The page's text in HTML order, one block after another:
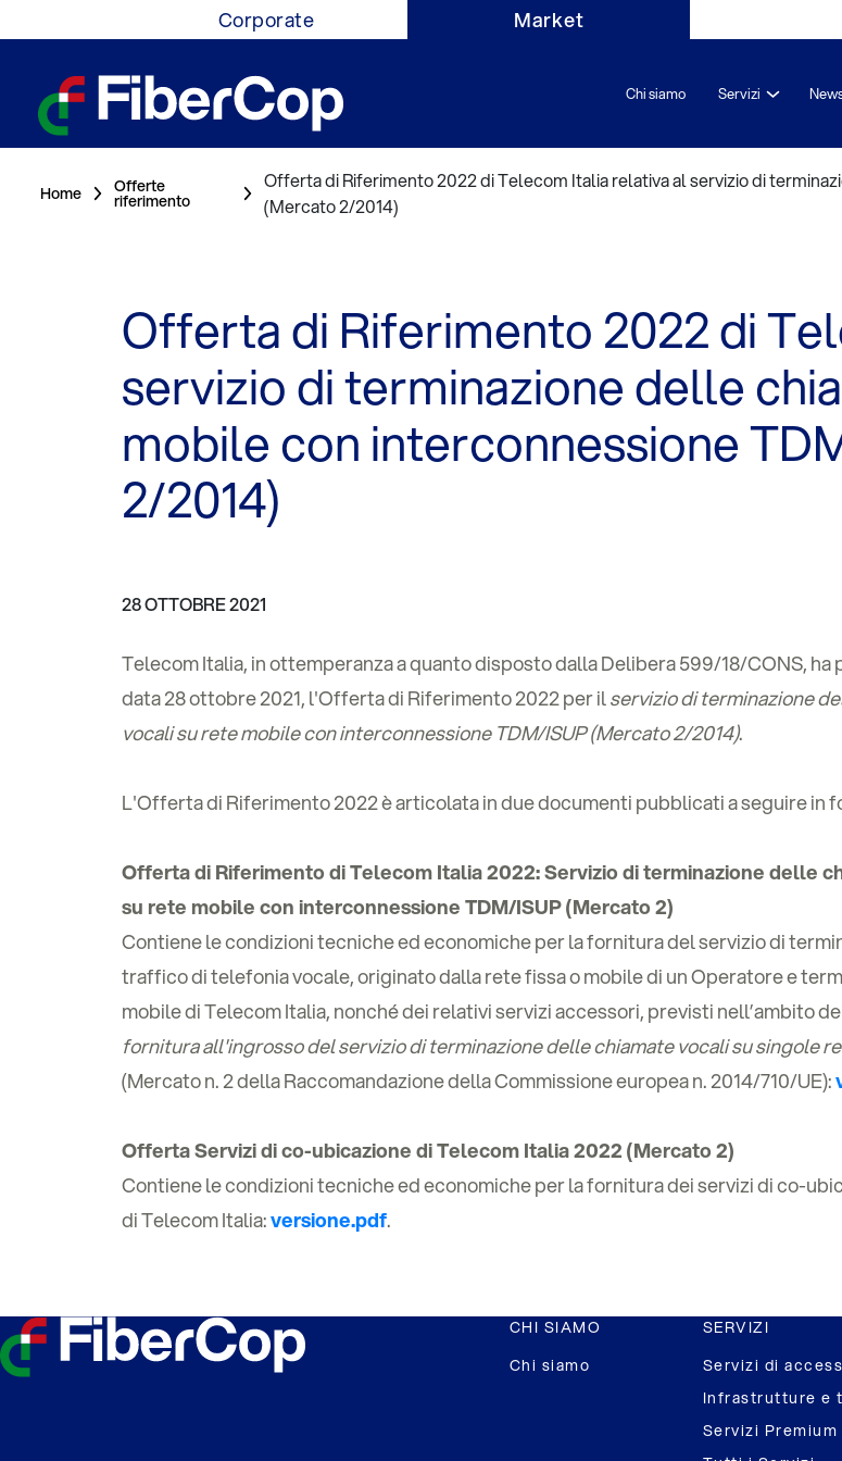
Corporate Market
Chi siamo Servizi
Home Offerte
riferimento
Offerta di Riferimento 2022 di Telecom Italia relativa al servizio di
(Mercato 2/2014)
Offerta di Riferimento 2022 di
servizio di terminazione delle
mobile con interconnessione
2/2014)
28 OTTOBRE 2021
Telecom Italia, in ottemperanza a quanto disposto dalla Delibera 599/18/CONS, ha
data 28 ottobre 2021, l'Offerta di Riferimento 2022 per ilservizio di terminazione
vocali su rete mobile con interconnessione TDM/ISUP (Mercato 2/2014).
L'Offerta di Riferimento 2022 è articolata in due documenti pubblicati a seguire in
Offerta di Riferimento di Telecom Italia 2022: Servizio di terminazione delle
su rete mobile con interconnessione TDM/ISUP (Mercato 2)
Contiene le condizioni tecniche ed economiche per la fornitura del servizio di
traffico di telefonia vocale, originato dalla rete fissa o mobile di un Operatore e
mobile di Telecom Italia, nonché dei relativi servizi accessori, previsti nell’ambito
fornitura all'ingrosso del servizio di terminazione delle chiamate vocali su singole
(Mercato n. 2 della Raccomandazione della Commissione europea n. 2014/710/UE):
Offerta Servizi di co-ubicazione di Telecom Italia 2022 (Mercato 2)
Contiene le condizioni tecniche ed economiche per la fornitura dei servizi di co-
di Telecom Italia:versione.pdf.
CHI SIAMO
Chi siamo
SERVIZI
Servizi di
Infrastrutture e
Servizi Premium